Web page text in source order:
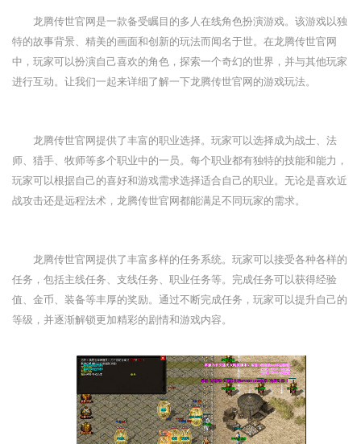
龙腾传世官网是一款备受瞩目的多人在线角色扮演游戏。该游戏以独
特的故事背景、精美的画面和创新的玩法而闻名于世。在龙腾传世官网
中，玩家可以扮演自己喜欢的角色，探索一个奇幻的世界，并与其他玩家
进行互动。让我们一起来详细了解一下龙腾传世官网的游戏玩法。
龙腾传世官网提供了丰富的职业选择。玩家可以选择成为战士、法
师、猎手、牧师等多个职业中的一员。每个职业都有独特的技能和能力，
玩家可以根据自己的喜好和游戏需求选择适合自己的职业。无论是喜欢近
战攻击还是远程法术，龙腾传世官网都能满足不同玩家的需求。
龙腾传世官网提供了丰富多样的任务系统。玩家可以接受各种各样的
任务，包括主线任务、支线任务、职业任务等。完成任务可以获得经验
值、金币、装备等丰厚的奖励。通过不断完成任务，玩家可以提升自己的
等级，并逐渐解锁更加精彩的剧情和游戏内容。